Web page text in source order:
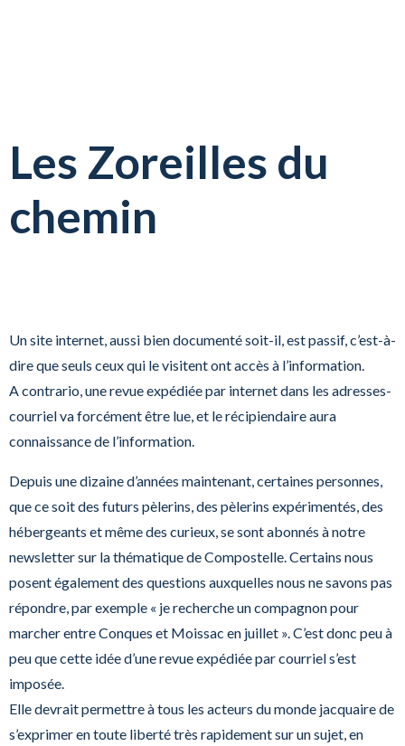
Les Zoreilles du
chemin
Un site internet, aussi bien documenté soit-il, est passif, c’est-à-
dire que seuls ceux qui le visitent ont accès à l’information.
A contrario, une revue expédiée par internet dans les adresses-
courriel va forcément être lue, et le récipiendaire aura
connaissance de l’information.
Depuis une dizaine d’années maintenant, certaines personnes,
que ce soit des futurs pèlerins, des pèlerins expérimentés, des
hébergeants et même des curieux, se sont abonnés à notre
newsletter sur la thématique de Compostelle. Certains nous
posent également des questions auxquelles nous ne savons pas
répondre, par exemple « je recherche un compagnon pour
marcher entre Conques et Moissac en juillet ». C’est donc peu à
peu que cette idée d’une revue expédiée par courriel s’est
imposée.
Elle devrait permettre à tous les acteurs du monde jacquaire de
s’exprimer en toute liberté très rapidement sur un sujet, en